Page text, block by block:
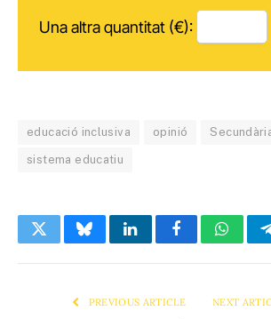
Una altra quantitat (€):
educació inclusiva opinió
sistema educatiu
TwitterBlueskyLinkedInFacebook
PREVIOUS ARTICLE NEXT